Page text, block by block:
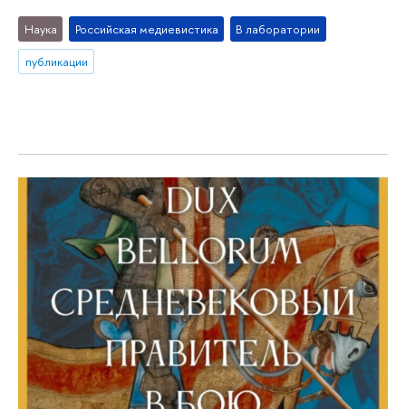
Наука Российская медиевистика
В лаборатории
публикации